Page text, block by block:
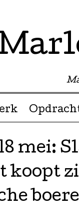
mei:
koopt